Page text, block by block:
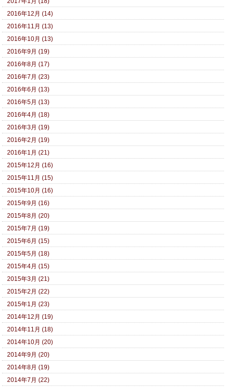
2016年12月 (14)
2016年11月 (13)
2016年10月 (13)
2016年9月 (19)
2016年8月 (17)
2016年7月 (23)
2016年6月 (13)
2016年5月 (13)
2016年4月 (18)
2016年3月 (19)
2016年2月 (19)
2016年1月 (21)
2015年12月 (16)
2015年11月 (15)
2015年10月 (16)
2015年9月 (16)
2015年8月 (20)
2015年7月 (19)
2015年6月 (15)
2015年5月 (18)
2015年4月 (15)
2015年3月 (21)
2015年2月 (22)
2015年1月 (23)
2014年12月 (19)
2014年11月 (18)
2014年10月 (20)
2014年9月 (20)
2014年8月 (19)
2014年7月 (22)